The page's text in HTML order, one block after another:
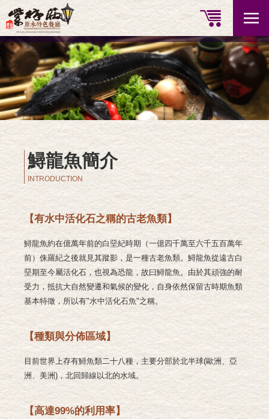
鱘龍魚簡介
INTRODUCTION
【有水中活化石之稱的古老魚類】
鱘龍魚約在億萬年前的白堊紀時期（一億四千萬至六千五百萬年
前）侏羅紀之後就見其蹤影，是一種古老魚類。鱘龍魚從遠古白
堊期至今屬活化石，也視為恐龍，故曰鱘龍魚。 由於其頑強的耐
受力，抵抗大自然變遷和氣候的變化，自身依然保留古時期魚類
基本特徵，所以有"水中活化石魚"之稱。
【種類與分佈區域】
目前世界上存有鱘魚類二十八種，主要分部於北半球(歐洲、亞
洲、美洲)，北回歸線以北的水域。
【高達99%的利用率】